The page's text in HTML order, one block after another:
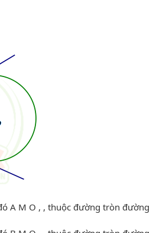
A M O , , thuộc đường tròn đường